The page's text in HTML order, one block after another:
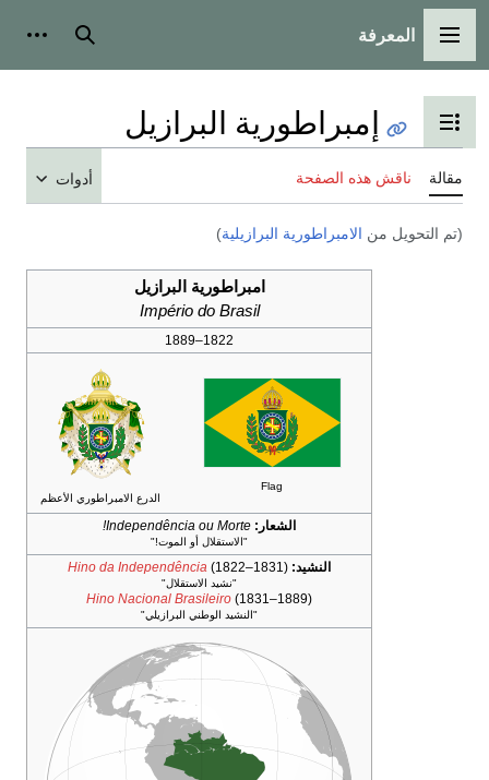
القائمة الرئيسية
المعرفة بحث
تبديل عرض جدول المحتويات
إمبراطورية البرازيل
مقالة ناقش هذه الصفحة أدوات
(تم التحويل من الامبراطورية البرازيلية)
امبراطورية البرازيل
Império do Brasil
1822–1889
Flag
الدرع الامبراطوري الأعظم
الشعار: Independência ou Morte!
"الاستقلال أو الموت!"
النشيد: Hino da Independência (1822–1831)
"نشيد الاستقلال"
Hino Nacional Brasileiro (1831–1889)
"النشيد الوطني البرازيلي"